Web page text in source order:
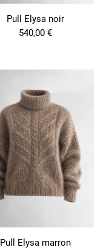
Pull Elysa noir
540,00 €
Pull Elysa marron